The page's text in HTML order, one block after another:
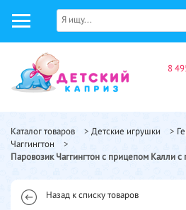
8
Каталог товаров > Детские игрушки >
Чаггингтон
>
Паровозик Чаггингтон с прицепом Калли
Назад к списку товаров